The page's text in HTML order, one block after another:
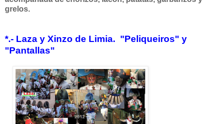
grelos.
*.- Laza y Xinzo de Limia. "Peliqueiros" y
"Pantallas"